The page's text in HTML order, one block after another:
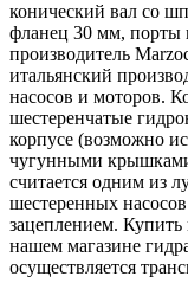
конический вал со
фланец 30 мм, порты
производитель
итальянский
насосов и моторов.
шестеренчатые
корпусе (возможно
чугунными
считается одним из
шестеренных
зацеплением.
нашем магазине
осуществляется